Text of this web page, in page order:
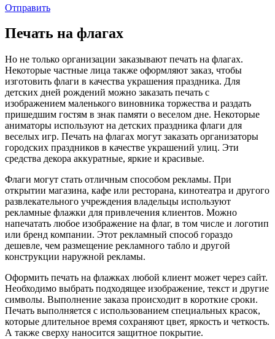
Отправить
Печать на флагах
Но не только организации заказывают печать на флагах.
Некоторые частные лица также оформляют заказ, чтобы
изготовить флаги в качества украшения праздника. Для
детских дней рождений можно заказать печать с
изображением маленького виновника торжества и раздать
пришедшим гостям в знак памяти о веселом дне. Некоторые
аниматоры используют на детских праздника флаги для
веселых игр. Печать на флагах могут заказать организаторы
городских праздников в качестве украшений улиц. Эти
средства декора аккуратные, яркие и красивые.
Флаги могут стать отличным способом рекламы. При
открытии магазина, кафе или ресторана, кинотеатра и другого
развлекательного учреждения владельцы используют
рекламные флажки для привлечения клиентов. Можно
напечатать любое изображение на флаг, в том числе и логотип
или бренд компании. Этот рекламный способ гораздо
дешевле, чем размещение рекламного табло и другой
конструкции наружной рекламы.
Оформить печать на флажках любой клиент может через сайт.
Необходимо выбрать подходящее изображение, текст и другие
символы. Выполнение заказа происходит в короткие сроки.
Печать выполняется с использованием специальных красок,
которые длительное время сохраняют цвет, яркость и четкость.
А также сверху наносится защитное покрытие.